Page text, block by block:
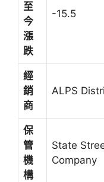
至
今
漲
跌
-15.5
經
銷
商
ALPS
保
管
機
構
State
Company